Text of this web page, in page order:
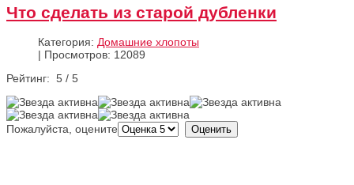
Что сделать из старой дубленки
Категория: Домашние хлопоты
| Просмотров: 12089
Рейтинг: 5 / 5
Пожалуйста, оцените